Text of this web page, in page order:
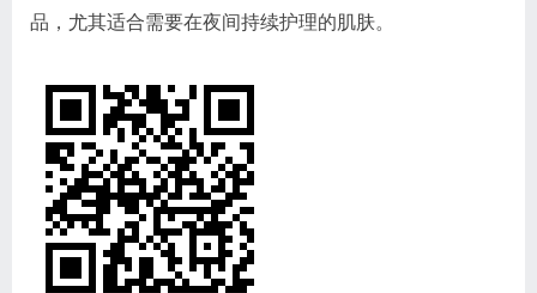
品，尤其适合需要在夜间持续护理的肌肤。